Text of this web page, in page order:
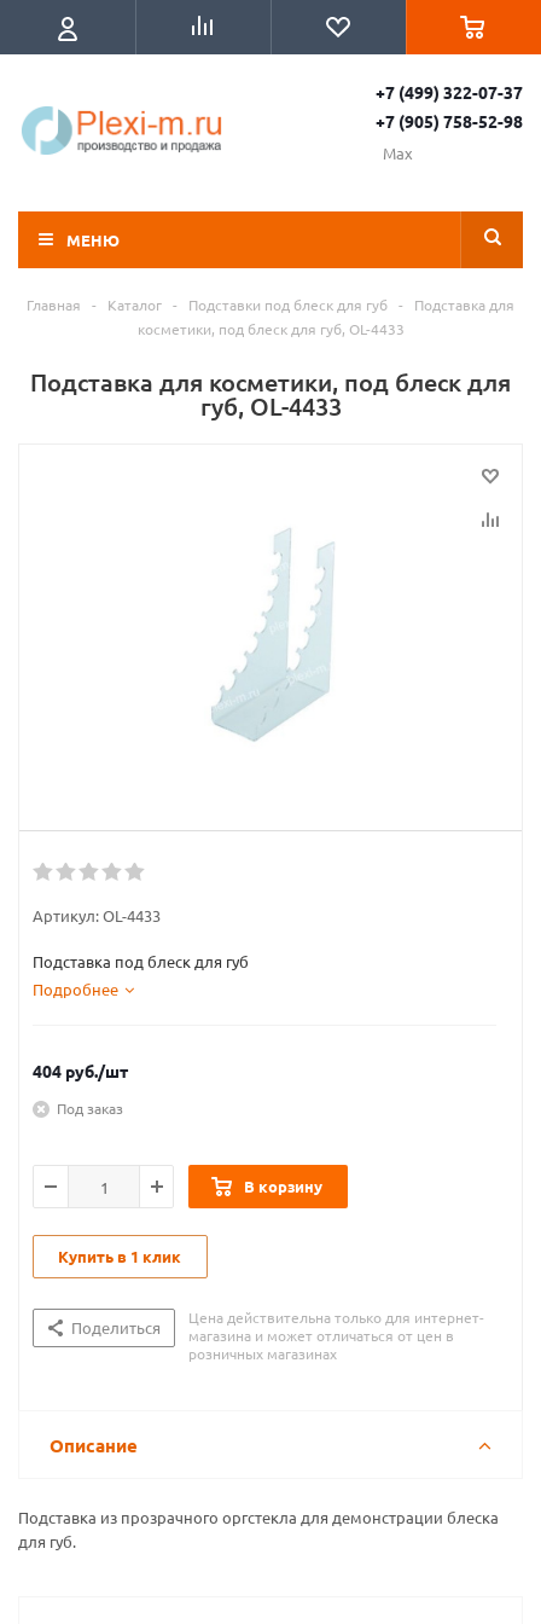
+7 (499) 322-07-37
+7 (905) 758-52-98
Max
МЕНЮ
Главная - Каталог - Подставки под блеск для губ -
Подставка для
косметики, под блеск для губ, OL-4433
Подставка для косметики, под блеск для
губ, OL-4433
Артикул:OL-4433
Подставка под блеск для губ
Подробнее
404 руб./шт
Под заказ
В корзину
Купить в 1 клик
Поделиться
Цена действительна только для интернет-
магазина и может отличаться от цен в
розничных магазинах
Описание
Подставка из прозрачного оргстекла для демонстрации блеска
для губ.